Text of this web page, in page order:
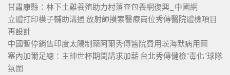
甘肅康縣：林下土雞養殖助力村落查包養網復興_中國網
立體打印模子輔助溝通 放射師摸索醫療崗位秀傳醫院體檢項目
再設計
中國暫停銷售印度太陽制藥阿爾秀傳醫院費用茨海默病用藥
塞內加爾足總：主帥世杯期間請求加薪 台北秀傳健檢“毒化”球隊
氛圍